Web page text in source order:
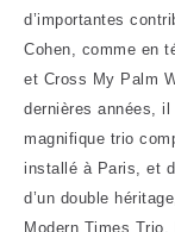
d’importantes
Cohen, comme en
et Cross My Palm
dernières années, il
magnifique trio
installé à Paris, et
d’un double
Modern Times